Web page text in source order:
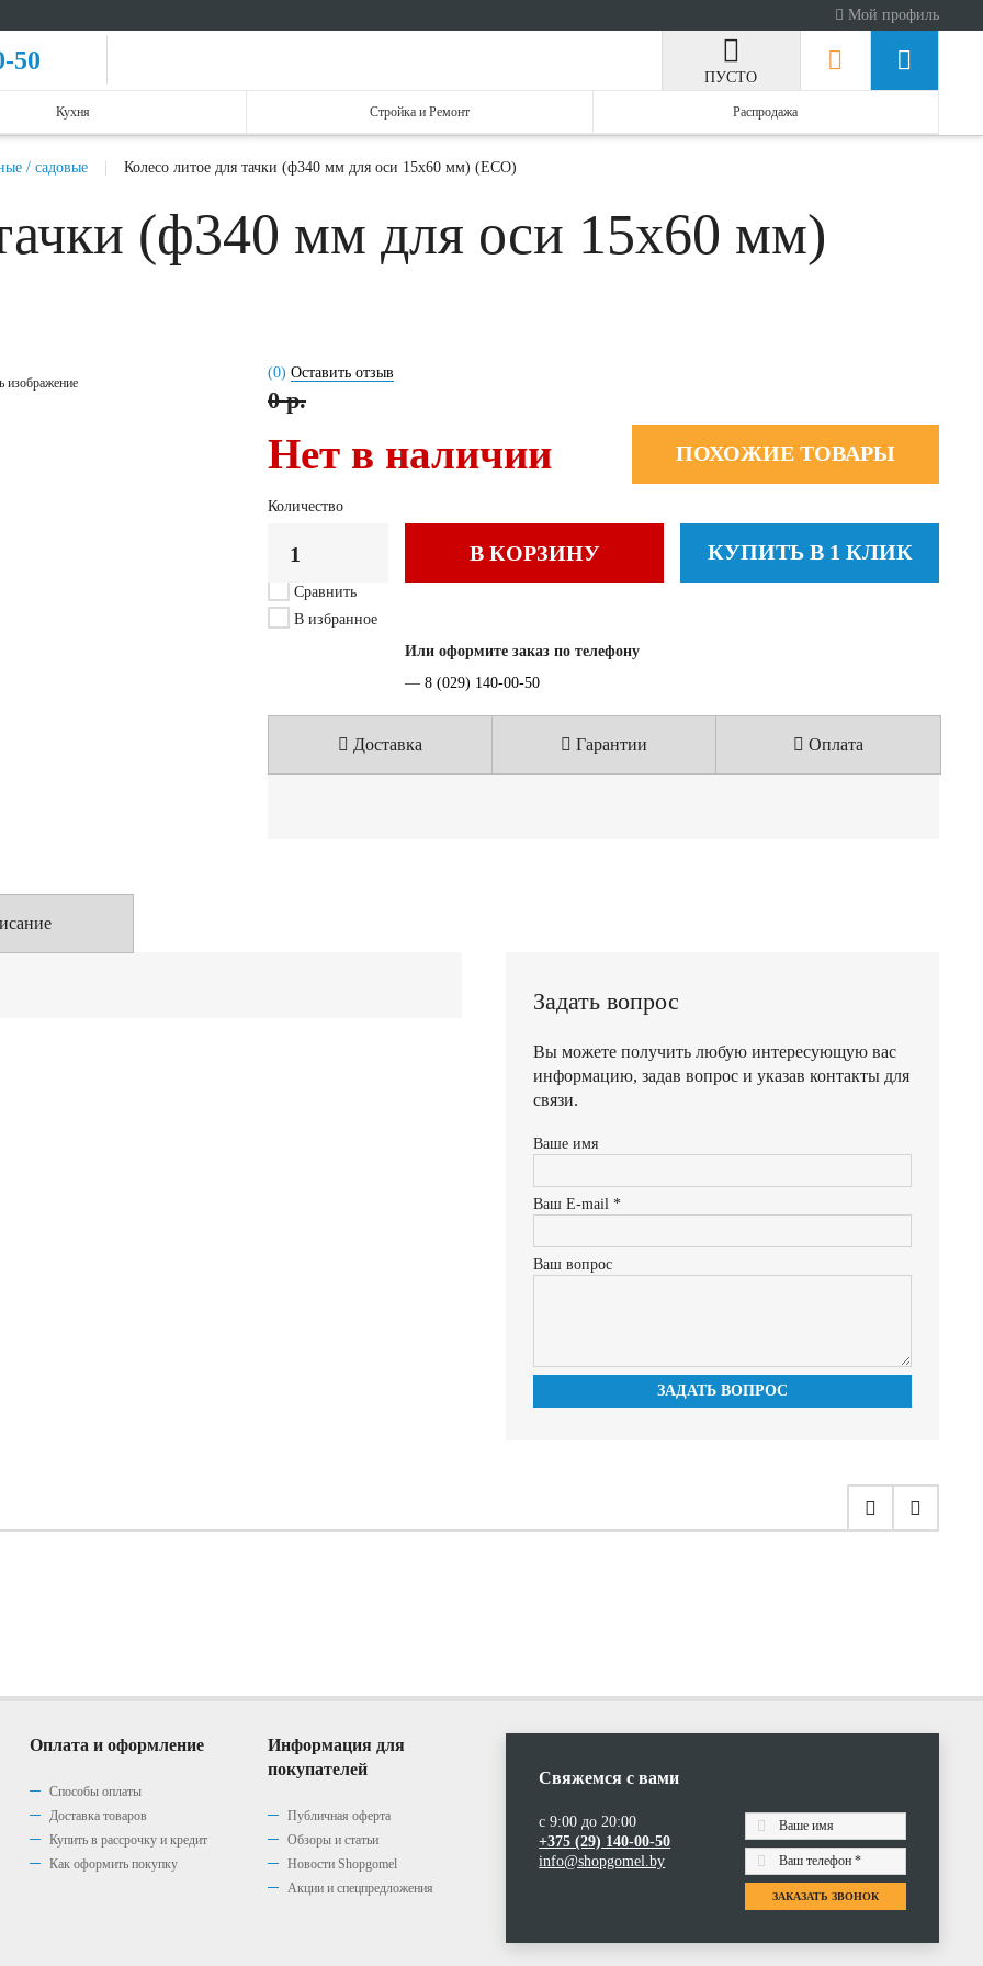
Мой профиль
50
ПУСТО
Кухня Стройка и Ремонт Распродажа
/ садовые Колесо литое для тачки (ф340 мм для оси 15x60 мм) (ECO)
(ф340 мм для оси 15x60 мм)
изображение
(0) Оставить отзыв
0 р.
Нет в наличии ПОХОЖИЕ ТОВАРЫ
Количество
В КОРЗИНУ КУПИТЬ В 1 КЛИК
Сравнить
В избранное
Или оформите заказ по телефону
— 8 (029) 140-00-50
Доставка Гарантии Оплата
Задать вопрос
Вы можете получить любую интересующую вас
информацию, задав вопрос и указав контакты для
связи.
Ваше имя
Ваш E-mail *
Ваш вопрос
ЗАДАТЬ ВОПРОС
Оплата и оформление
Способы оплаты
Доставка товаров
Купить в рассрочку и кредит
Как оформить покупку
Информация для
покупателей
Публичная оферта
Обзоры и статьи
Новости Shopgomel
Акции и спецпредложения
Свяжемся с вами
с 9:00 до 20:00
+375 (29) 140-00-50
info@shopgomel.by
ЗАКАЗАТЬ ЗВОНОК